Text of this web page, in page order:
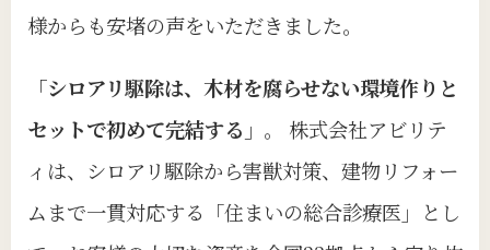
様からも安堵の声をいただきました。
「シロアリ駆除は、木材を腐らせない環境作りと
セットで初めて完結する」 。 株式会社アビリテ
ィは、シロアリ駆除から害獣対策、建物リフォー
ムまで一貫対応する「住まいの総合診療医」とし